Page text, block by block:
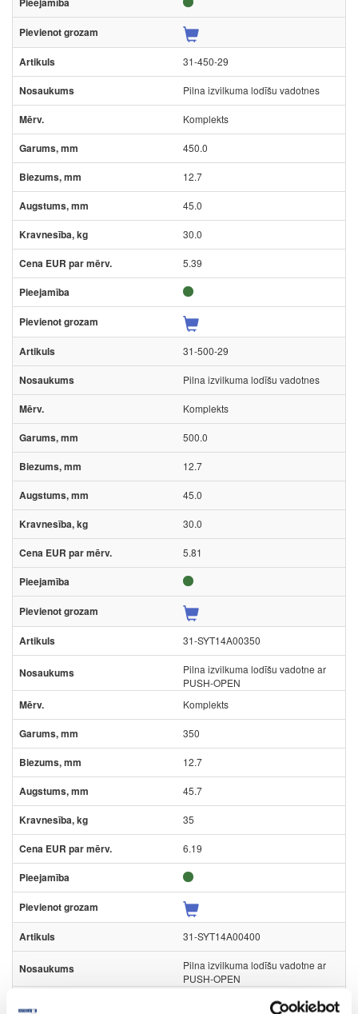
31-450-29
Pilna izvilkuma lodīšu vadotnes
Komplekts
450.0
12.7
45.0
30.0
5.39
31-500-29
Pilna izvilkuma lodīšu vadotnes
Komplekts
500.0
12.7
45.0
30.0
5.81
31-SYT14A00350
Pilna izvilkuma lodīšu vadotne ar
PUSH-OPEN
Komplekts
350
12.7
45.7
35
6.19
31-SYT14A00400
Pilna izvilkuma lodīšu vadotne ar
PUSH-OPEN